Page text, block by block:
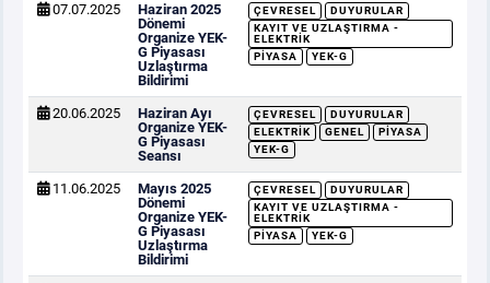
07.07.2025
Haziran 2025
Dönemi
Organize YEK-
G Piyasası
Uzlaştırma
Bildirimi
ÇEVRESEL
DUYURULAR
KAYIT VE UZLAŞTIRMA -
ELEKTRIK
PIYASA
YEK-G
20.06.2025
Haziran Ayı
Organize YEK-
G Piyasası
Seansı
ÇEVRESEL
DUYURULAR
ELEKTRIK
GENEL
PIYASA
YEK-G
11.06.2025
Mayıs 2025
Dönemi
Organize YEK-
G Piyasası
Uzlaştırma
Bildirimi
ÇEVRESEL
DUYURULAR
KAYIT VE UZLAŞTIRMA -
ELEKTRIK
PIYASA
YEK-G